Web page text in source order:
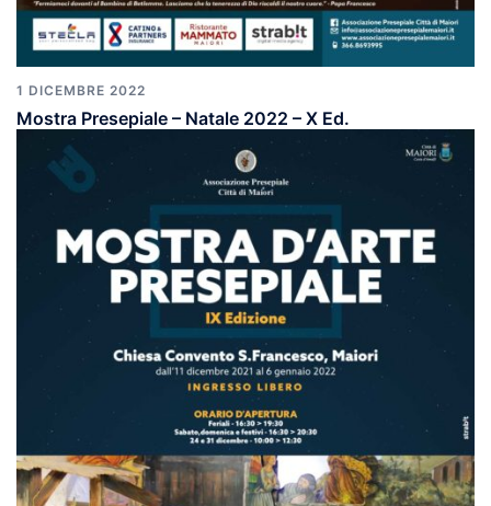
1 DICEMBRE 2022
Mostra Presepiale – Natale 2022 – X Ed.